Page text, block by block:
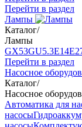
Перейти в раздел
Лампы
Каталог/
Лампы
GX53GU5.3Е14
Перейти в раздел
Насосное
Каталог/
Насосное
Автоматика для
насосы